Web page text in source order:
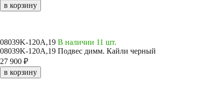
в корзину
08039K-120A,19 В наличии 11 шт.
08039K-120A,19 Подвес димм. Кайли черный
27 900 ₽
в корзину